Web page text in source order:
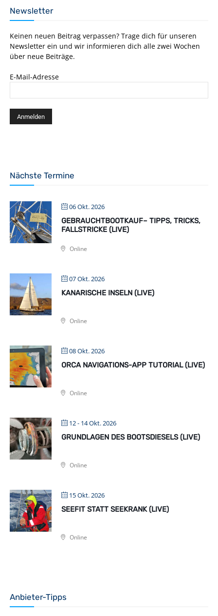
Newsletter
Keinen neuen Beitrag verpassen? Trage dich für unseren
Newsletter ein und wir informieren dich alle zwei Wochen
über neue Beiträge.
E-Mail-Adresse
Nächste Termine
06 Okt. 2026
GEBRAUCHTBOOTKAUF– TIPPS, TRICKS,
FALLSTRICKE (LIVE)
Online
07 Okt. 2026
KANARISCHE INSELN (LIVE)
Online
08 Okt. 2026
ORCA NAVIGATIONS-APP TUTORIAL (LIVE)
Online
12 - 14 Okt. 2026
GRUNDLAGEN DES BOOTSDIESELS (LIVE)
Online
15 Okt. 2026
SEEFIT STATT SEEKRANK (LIVE)
Online
Anbieter-Tipps